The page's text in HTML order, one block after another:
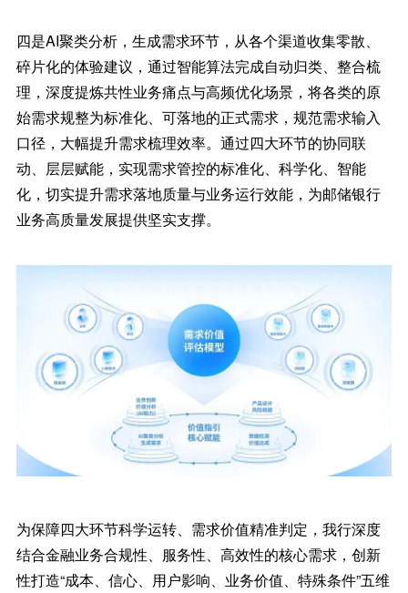
四是AI聚类分析，生成需求环节，从各个渠道收集零散、
碎片化的体验建议，通过智能算法完成自动归类、整合梳
理，深度提炼共性业务痛点与高频优化场景，将各类的原
始需求规整为标准化、可落地的正式需求，规范需求输入
口径，大幅提升需求梳理效率。通过四大环节的协同联
动、层层赋能，实现需求管控的标准化、科学化、智能
化，切实提升需求落地质量与业务运行效能，为邮储银行
业务高质量发展提供坚实支撑。
为保障四大环节科学运转、需求价值精准判定，我行深度
结合金融业务合规性、服务性、高效性的核心需求，创新
性打造“成本、信心、用户影响、业务价值、特殊条件”五维